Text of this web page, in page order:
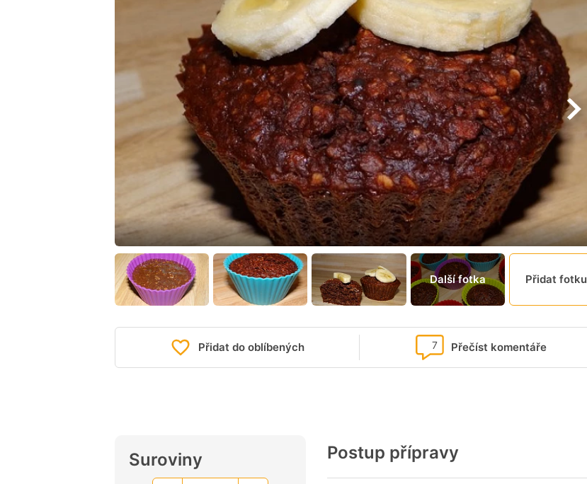
Další fotka Přidat fotku
Přidat do oblíbených Přečíst komentáře
7
Suroviny Postup přípravy